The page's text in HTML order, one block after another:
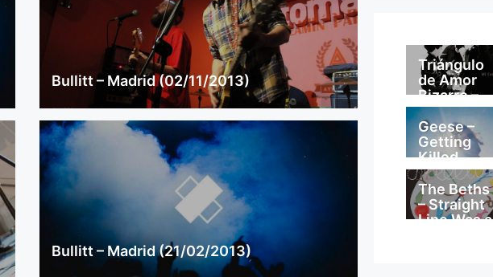
Bullitt – Madrid (02/11/2013)
Bullitt – Madrid (21/02/2013)
Triángulo
de Amor
Bizarro –
Mi
Catedral
Geese –
Getting
Killed
The Beths
– Straight
Line Was a